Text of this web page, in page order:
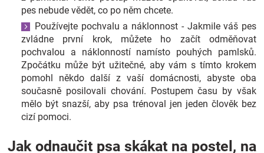
pes nebude vědět, co po něm chcete.
Používejte pochvalu a náklonnost - Jakmile váš pes
zvládne první krok, můžete ho začít odměňovat
pochvalou a náklonností namísto pouhých pamlsků.
Zpočátku může být užitečné, aby vám s tímto krokem
pomohl někdo další z vaší domácnosti, abyste oba
současně posilovali chování. Postupem času by však
mělo být snazší, aby psa trénoval jen jeden člověk bez
cizí pomoci.
Jak odnaučit psa skákat na postel, na